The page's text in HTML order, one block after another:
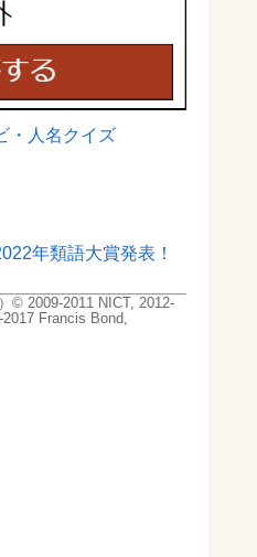
・人名クイズ
年類語大賞発表！
© 2009-2011 NICT, 2012-
Francis Bond,